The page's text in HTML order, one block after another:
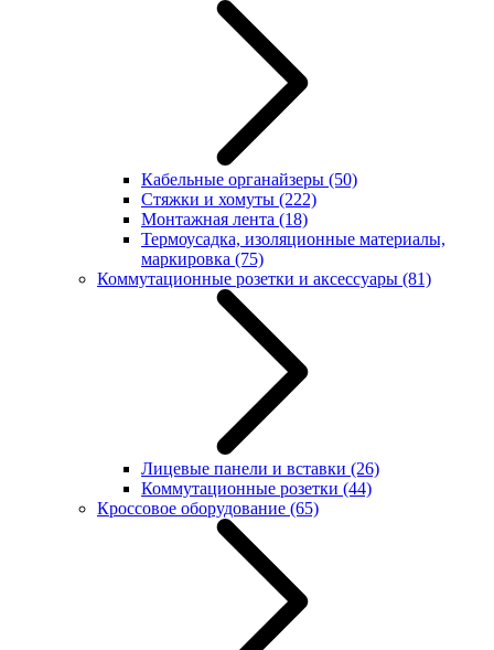
Кабельные органайзеры (50)
Стяжки и хомуты (222)
Монтажная лента (18)
Термоусадка, изоляционные материалы,
маркировка (75)
Коммутационные розетки и аксессуары (81)
Лицевые панели и вставки (26)
Коммутационные розетки (44)
Кроссовое оборудование (65)